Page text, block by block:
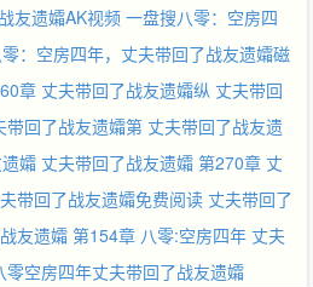
你，哪怕你心里另有他人！ 夏红缨这
把亲哥当她心上人。 “妈妈。”小崽崽
道亲了亲霍南勋。
友遗孀AK视频 一盘搜八零：空房四
：空房四年，丈夫带回了战友遗孀磁
章 丈夫带回了战友遗孀纵 丈夫带回
带回了战友遗孀第 丈夫带回了战友遗
孀 丈夫带回了战友遗孀 第270章 丈
带回了战友遗孀免费阅读 丈夫带回了
友遗孀 第154章 八零:空房四年 丈夫
零空房四年丈夫带回了战友遗孀